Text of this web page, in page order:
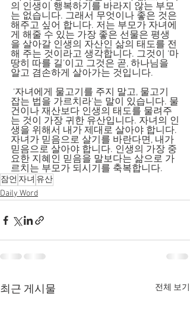
의 인생이 행복하기를 바라지 않는 부모
는 없습니다. 그래서 무엇이나 좋은 것은
해주고 싶어 합니다. 저는 부모가 자녀에
게 해줄 수 있는 가장 좋은 선물은 평생
을 살아갈 인생의 자산인 삶의 태도를 전
해 주는 것이라고 생각합니다. 그것이 ‘마
땅히 따를 길’이고 그것은 곧, 하나님을
알고 겸손하게 살아가는 것입니다.
잡는 법을 가르치라’는 말이 있습니다. 물
건이나 재산보다 인생의 태도를 물려주
는 것이 가장 귀한 유산입니다. 자녀의 인
생을 위해서 내가 제대로 살아야 합니다.
자녀가 믿음으로 살기를 바란다면, 내가
믿음으로 살아야 합니다. 인생의 가장 중
요한 지혜인 믿음을 말보다는 삶으로 가
르치는 부모가 되시기를 축복합니다.
잠언 자녀 유산
Daily Word
최근 게시물 전체 보기